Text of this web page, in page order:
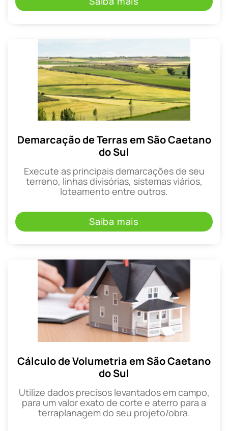
Demarcação de Terras em São Caetano
do Sul
Execute as principais demarcações de seu
terreno, linhas divisórias, sistemas viários,
loteamento entre outros.
Saiba mais
Cálculo de Volumetria em São Caetano
do Sul
Utilize dados precisos levantados em campo,
para um valor exato de corte e aterro para a
terraplanagem do seu projeto/obra.